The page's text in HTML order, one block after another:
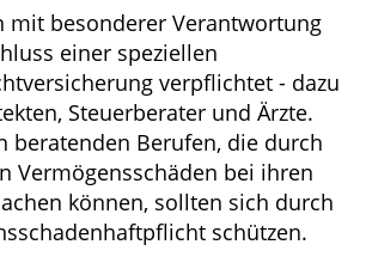
mit besonderer Verantwortung
einer speziellen
verpflichtet - dazu
Steuerberater und Ärzte.
beratenden Berufen, die durch
Vermögensschäden bei ihren
können, sollten sich durch
schützen.